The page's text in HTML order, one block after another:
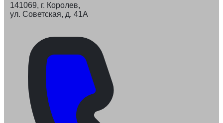
141069, г. Королев,
ул. Советская, д. 41А